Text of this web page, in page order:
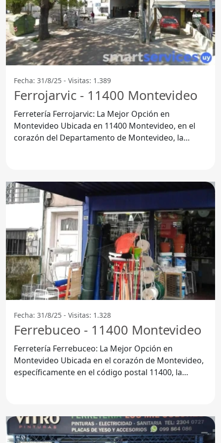
Fecha: 31/8/25 - Visitas: 1.389
Ferrojarvic - 11400 Montevideo
Ferretería Ferrojarvic: La Mejor Opción en
Montevideo Ubicada en 11400 Montevideo, en el
corazón del Departamento de Montevideo, la
Fecha: 31/8/25 - Visitas: 1.328
Ferrebuceo - 11400 Montevideo
Ferretería Ferrebuceo: La Mejor Opción en
Montevideo Ubicada en el corazón de Montevideo,
específicamente en el código postal 11400, la